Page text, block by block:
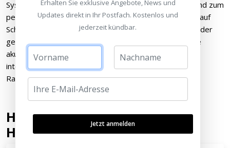
Systemen, und der Beamer wird passend zum Raum und zum
persönlichen Geschmack ausgewählt – etwa mit Fokus auf
Schwarzwert oder Helligkeit. In Stufe 5 schließlich wird der
gesamte Raum akustisch und visuell optimiert, inklusive
akustisch transparenter Leinwand, Baffleboard mit
integrierten Subwoofern und professioneller
Raumakustikplanung.
Häufige Fragen rund ums
Heimkino-Upgrade
Erhalten Sie exklusive Angebote, News und
Updates direkt in Ihr Postfach. Kostenlos und
jederzeit kündbar.
Jetzt anmelden